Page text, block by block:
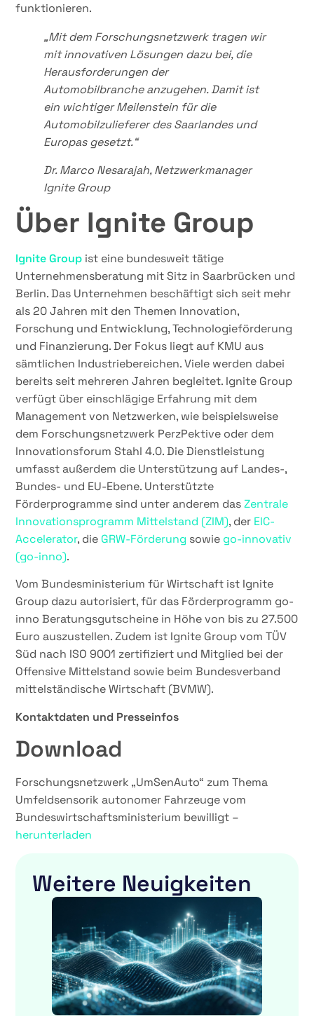
funktionieren.
„Mit dem Forschungsnetzwerk tragen wir
mit innovativen Lösungen dazu bei, die
Herausforderungen der
Automobilbranche anzugehen. Damit ist
ein wichtiger Meilenstein für die
Automobilzulieferer des Saarlandes und
Europas gesetzt.“
Dr. Marco Nesarajah, Netzwerkmanager
Ignite Group
Über Ignite Group
Ignite Group ist eine bundesweit tätige
Unternehmensberatung mit Sitz in Saarbrücken und
Berlin. Das Unternehmen beschäftigt sich seit mehr
als 20 Jahren mit den Themen Innovation,
Forschung und Entwicklung, Technologieförderung
und Finanzierung. Der Fokus liegt auf KMU aus
sämtlichen Industriebereichen. Viele werden dabei
bereits seit mehreren Jahren begleitet. Ignite Group
verfügt über einschlägige Erfahrung mit dem
Management von Netzwerken, wie beispielsweise
dem Forschungsnetzwerk PerzPektive oder dem
Innovationsforum Stahl 4.0. Die Dienstleistung
umfasst außerdem die Unterstützung auf Landes-,
Bundes- und EU-Ebene. Unterstützte
Förderprogramme sind unter anderem dasZentrale
Innovationsprogramm Mittelstand (ZIM), der EIC-
Accelerator, die GRW-Förderung sowie go-innovativ
(go-inno).
Vom Bundesministerium für Wirtschaft ist Ignite
Group dazu autorisiert, für das Förderprogramm go-
inno Beratungsgutscheine in Höhe von bis zu 27.500
Euro auszustellen. Zudem ist Ignite Group vom TÜV
Süd nach ISO 9001 zertifiziert und Mitglied bei der
Offensive Mittelstand sowie beim Bundesverband
mittelständische Wirtschaft (BVMW).
Kontaktdaten und Presseinfos
Download
Forschungsnetzwerk „UmSenAuto“ zum Thema
Umfeldsensorik autonomer Fahrzeuge vom
Bundeswirtschaftsministerium bewilligt –
herunterladen
Weitere Neuigkeiten